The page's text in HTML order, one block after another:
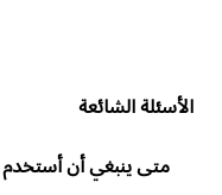
الأسئلة الشائعة